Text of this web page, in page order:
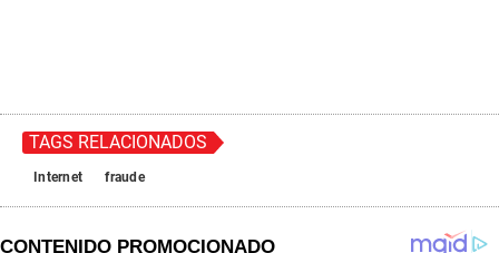
TAGS RELACIONADOS
Internet fraude